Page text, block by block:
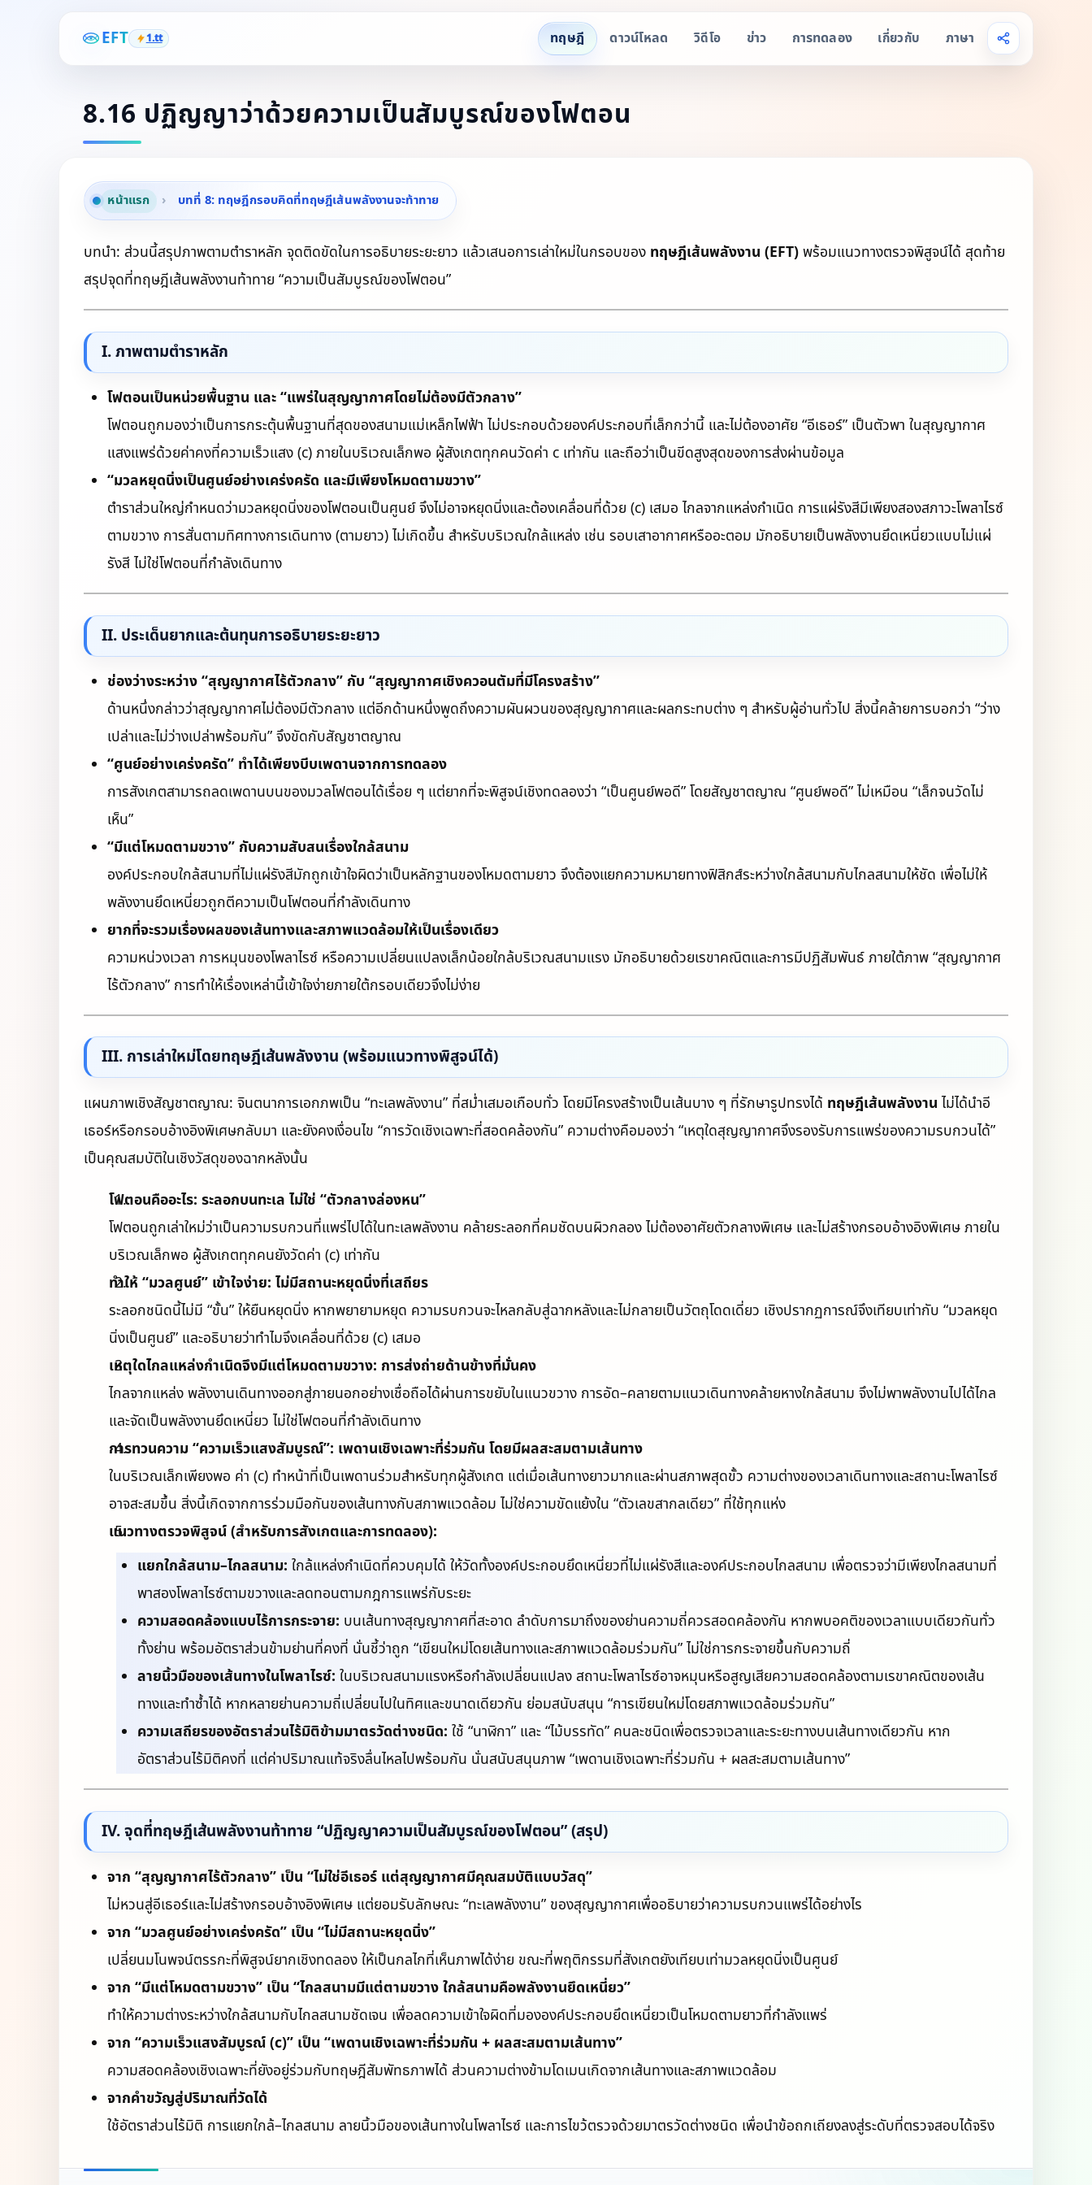
EFT 1.tt ทฤษฎี ดาวน์โหลด วิดีโอ ข่าว การทดลอง เกี่ยวกับ ภาษา
8.16 ปฏิญญาว่าด้วยความเป็นสัมบูรณ์ของโฟตอน
หน้าแรก › บทที่ 8: ทฤษฎีกรอบคิดที่ทฤษฎีเส้นพลังงานจะท้าทาย
บทนำ: ส่วนนี้สรุปภาพตามตำราหลัก จุดติดขัดในการอธิบายระยะยาว แล้วเสนอการเล่าใหม่ในกรอบของ ทฤษฎีเส้นพลังงาน (EFT)พร้อมแนวทางตรวจพิสูจน์ได้ สุดท้าย
สรุปจุดที่ทฤษฎีเส้นพลังงานท้าทาย “ความเป็นสัมบูรณ์ของโฟตอน”
I. ภาพตามตำราหลัก
โฟตอนเป็นหน่วยพื้นฐาน และ “แพร่ในสุญญากาศโดยไม่ต้องมีตัวกลาง”
โฟตอนถูกมองว่าเป็นการกระตุ้นพื้นฐานที่สุดของสนามแม่เหล็กไฟฟ้า ไม่ประกอบด้วยองค์ประกอบที่เล็กกว่านี้ และไม่ต้องอาศัย “อีเธอร์” เป็นตัวพา ในสุญญากาศ
แสงแพร่ด้วยค่าคงที่ความเร็วแสง (c) ภายในบริเวณเล็กพอ ผู้สังเกตทุกคนวัดค่า c เท่ากัน และถือว่าเป็นขีดสูงสุดของการส่งผ่านข้อมูล
“มวลหยุดนิ่งเป็นศูนย์อย่างเคร่งครัด และมีเพียงโหมดตามขวาง”
ตำราส่วนใหญ่กำหนดว่ามวลหยุดนิ่งของโฟตอนเป็นศูนย์ จึงไม่อาจหยุดนิ่งและต้องเคลื่อนที่ด้วย (c) เสมอ ไกลจากแหล่งกำเนิด การแผ่รังสีมีเพียงสองสภาวะโพลาไรซ์
ตามขวาง การสั่นตามทิศทางการเดินทาง (ตามยาว) ไม่เกิดขึ้น สำหรับบริเวณใกล้แหล่ง เช่น รอบเสาอากาศหรืออะตอม มักอธิบายเป็นพลังงานยึดเหนี่ยวแบบไม่แผ่
รังสี ไม่ใช่โฟตอนที่กำลังเดินทาง
II. ประเด็นยากและต้นทุนการอธิบายระยะยาว
ช่องว่างระหว่าง “สุญญากาศไร้ตัวกลาง” กับ “สุญญากาศเชิงควอนตัมที่มีโครงสร้าง”
ด้านหนึ่งกล่าวว่าสุญญากาศไม่ต้องมีตัวกลาง แต่อีกด้านหนึ่งพูดถึงความผันผวนของสุญญากาศและผลกระทบต่าง ๆ สำหรับผู้อ่านทั่วไป สิ่งนี้คล้ายการบอกว่า “ว่าง
เปล่าและไม่ว่างเปล่าพร้อมกัน” จึงขัดกับสัญชาตญาณ
“ศูนย์อย่างเคร่งครัด” ทำได้เพียงบีบเพดานจากการทดลอง
การสังเกตสามารถลดเพดานบนของมวลโฟตอนได้เรื่อย ๆ แต่ยากที่จะพิสูจน์เชิงทดลองว่า “เป็นศูนย์พอดี” โดยสัญชาตญาณ “ศูนย์พอดี” ไม่เหมือน “เล็กจนวัดไม่
เห็น”
“มีแต่โหมดตามขวาง” กับความสับสนเรื่องใกล้สนาม
องค์ประกอบใกล้สนามที่ไม่แผ่รังสีมักถูกเข้าใจผิดว่าเป็นหลักฐานของโหมดตามยาว จึงต้องแยกความหมายทางฟิสิกส์ระหว่างใกล้สนามกับไกลสนามให้ชัด เพื่อไม่ให้
พลังงานยึดเหนี่ยวถูกตีความเป็นโฟตอนที่กำลังเดินทาง
ยากที่จะรวมเรื่องผลของเส้นทางและสภาพแวดล้อมให้เป็นเรื่องเดียว
ความหน่วงเวลา การหมุนของโพลาไรซ์ หรือความเปลี่ยนแปลงเล็กน้อยใกล้บริเวณสนามแรง มักอธิบายด้วยเรขาคณิตและการมีปฏิสัมพันธ์ ภายใต้ภาพ “สุญญากาศ
ไร้ตัวกลาง” การทำให้เรื่องเหล่านี้เข้าใจง่ายภายใต้กรอบเดียวจึงไม่ง่าย
III. การเล่าใหม่โดยทฤษฎีเส้นพลังงาน (พร้อมแนวทางพิสูจน์ได้)
แผนภาพเชิงสัญชาตญาณ: จินตนาการเอกภพเป็น “ทะเลพลังงาน” ที่สม่ำเสมอเกือบทั่ว โดยมีโครงสร้างเป็นเส้นบาง ๆ ที่รักษารูปทรงได้ ทฤษฎีเส้นพลังงาน ไม่ได้นำอี
เธอร์หรือกรอบอ้างอิงพิเศษกลับมา และยังคงเงื่อนไข “การวัดเชิงเฉพาะที่สอดคล้องกัน” ความต่างคือมองว่า “เหตุใดสุญญากาศจึงรองรับการแพร่ของความรบกวนได้”
เป็นคุณสมบัติในเชิงวัสดุของฉากหลังนั้น
โฟตอนคืออะไร: ระลอกบนทะเล ไม่ใช่ “ตัวกลางล่องหน”
โฟตอนถูกเล่าใหม่ว่าเป็นความรบกวนที่แพร่ไปได้ในทะเลพลังงาน คล้ายระลอกที่คมชัดบนผิวกลอง ไม่ต้องอาศัยตัวกลางพิเศษ และไม่สร้างกรอบอ้างอิงพิเศษ ภายใน
บริเวณเล็กพอ ผู้สังเกตทุกคนยังวัดค่า (c) เท่ากัน
ทำให้ “มวลศูนย์” เข้าใจง่าย: ไม่มีสถานะหยุดนิ่งที่เสถียร
ระลอกชนิดนี้ไม่มี “ขั้น” ให้ยืนหยุดนิ่ง หากพยายามหยุด ความรบกวนจะไหลกลับสู่ฉากหลังและไม่กลายเป็นวัตถุโดดเดี่ยว เชิงปรากฏการณ์จึงเทียบเท่ากับ “มวลหยุด
นิ่งเป็นศูนย์” และอธิบายว่าทำไมจึงเคลื่อนที่ด้วย (c) เสมอ
เหตุใดไกลแหล่งกำเนิดจึงมีแต่โหมดตามขวาง: การส่งถ่ายด้านข้างที่มั่นคง
ไกลจากแหล่ง พลังงานเดินทางออกสู่ภายนอกอย่างเชื่อถือได้ผ่านการขยับในแนวขวาง การอัด–คลายตามแนวเดินทางคล้ายหางใกล้สนาม จึงไม่พาพลังงานไปได้ไกล
และจัดเป็นพลังงานยึดเหนี่ยว ไม่ใช่โฟตอนที่กำลังเดินทาง
การทวนความ “ความเร็วแสงสัมบูรณ์”: เพดานเชิงเฉพาะที่ร่วมกัน โดยมีผลสะสมตามเส้นทาง
ในบริเวณเล็กเพียงพอ ค่า (c) ทำหน้าที่เป็นเพดานร่วมสำหรับทุกผู้สังเกต แต่เมื่อเส้นทางยาวมากและผ่านสภาพสุดขั้ว ความต่างของเวลาเดินทางและสถานะโพลาไรซ์
อาจสะสมขึ้น สิ่งนี้เกิดจากการร่วมมือกันของเส้นทางกับสภาพแวดล้อม ไม่ใช่ความขัดแย้งใน “ตัวเลขสากลเดียว” ที่ใช้ทุกแห่ง
แนวทางตรวจพิสูจน์ (สำหรับการสังเกตและการทดลอง):
แยกใกล้สนาม–ไกลสนาม: ใกล้แหล่งกำเนิดที่ควบคุมได้ ให้วัดทั้งองค์ประกอบยึดเหนี่ยวที่ไม่แผ่รังสีและองค์ประกอบไกลสนาม เพื่อตรวจว่ามีเพียงไกลสนามที่
พาสองโพลาไรซ์ตามขวางและลดทอนตามกฎการแพร่กับระยะ
ความสอดคล้องแบบไร้การกระจาย: บนเส้นทางสุญญากาศที่สะอาด ลำดับการมาถึงของย่านความถี่ควรสอดคล้องกัน หากพบอคติของเวลาแบบเดียวกันทั่ว
ทั้งย่าน พร้อมอัตราส่วนข้ามย่านที่คงที่ นั่นชี้ว่าถูก “เขียนใหม่โดยเส้นทางและสภาพแวดล้อมร่วมกัน” ไม่ใช่การกระจายขึ้นกับความถี่
ลายนิ้วมือของเส้นทางในโพลาไรซ์: ในบริเวณสนามแรงหรือกำลังเปลี่ยนแปลง สถานะโพลาไรซ์อาจหมุนหรือสูญเสียความสอดคล้องตามเรขาคณิตของเส้น
ทางและทำซ้ำได้ หากหลายย่านความถี่เปลี่ยนไปในทิศและขนาดเดียวกัน ย่อมสนับสนุน “การเขียนใหม่โดยสภาพแวดล้อมร่วมกัน”
ความเสถียรของอัตราส่วนไร้มิติข้ามมาตรวัดต่างชนิด: ใช้ “นาฬิกา” และ “ไม้บรรทัด” คนละชนิดเพื่อตรวจเวลาและระยะทางบนเส้นทางเดียวกัน หาก
อัตราส่วนไร้มิติคงที่ แต่ค่าปริมาณแท้จริงลื่นไหลไปพร้อมกัน นั่นสนับสนุนภาพ “เพดานเชิงเฉพาะที่ร่วมกัน + ผลสะสมตามเส้นทาง”
IV. จุดที่ทฤษฎีเส้นพลังงานท้าทาย “ปฏิญญาความเป็นสัมบูรณ์ของโฟตอน” (สรุป)
จาก “สุญญากาศไร้ตัวกลาง” เป็น “ไม่ใช่อีเธอร์ แต่สุญญากาศมีคุณสมบัติแบบวัสดุ”
ไม่หวนสู่อีเธอร์และไม่สร้างกรอบอ้างอิงพิเศษ แต่ยอมรับลักษณะ “ทะเลพลังงาน” ของสุญญากาศเพื่ออธิบายว่าความรบกวนแพร่ได้อย่างไร
จาก “มวลศูนย์อย่างเคร่งครัด” เป็น “ไม่มีสถานะหยุดนิ่ง”
เปลี่ยนมโนพจน์ตรรกะที่พิสูจน์ยากเชิงทดลอง ให้เป็นกลไกที่เห็นภาพได้ง่าย ขณะที่พฤติกรรมที่สังเกตยังเทียบเท่ามวลหยุดนิ่งเป็นศูนย์
จาก “มีแต่โหมดตามขวาง” เป็น “ไกลสนามมีแต่ตามขวาง ใกล้สนามคือพลังงานยึดเหนี่ยว”
ทำให้ความต่างระหว่างใกล้สนามกับไกลสนามชัดเจน เพื่อลดความเข้าใจผิดที่มององค์ประกอบยึดเหนี่ยวเป็นโหมดตามยาวที่กำลังแพร่
จาก “ความเร็วแสงสัมบูรณ์ (c)” เป็น “เพดานเชิงเฉพาะที่ร่วมกัน + ผลสะสมตามเส้นทาง”
ความสอดคล้องเชิงเฉพาะที่ยังอยู่ร่วมกับทฤษฎีสัมพัทธภาพได้ ส่วนความต่างข้ามโดเมนเกิดจากเส้นทางและสภาพแวดล้อม
จากคำขวัญสู่ปริมาณที่วัดได้
ใช้อัตราส่วนไร้มิติ การแยกใกล้–ไกลสนาม ลายนิ้วมือของเส้นทางในโพลาไรซ์ และการไขว้ตรวจด้วยมาตรวัดต่างชนิด เพื่อนำข้อถกเถียงลงสู่ระดับที่ตรวจสอบได้จริง